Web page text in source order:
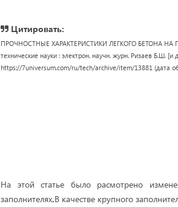
Цитировать:
ПРОЧНОСТНЫЕ ХАРАКТЕРИСТИКИ ЛЕГКОГО БЕТОНА НА
технические науки : электрон. научн. журн. Ризаев Б.Ш. [и
https://7universum.com/ru/tech/archive/item/13881 (дата
На этой статье было расмотрено
заполнителях.В качестве крупного